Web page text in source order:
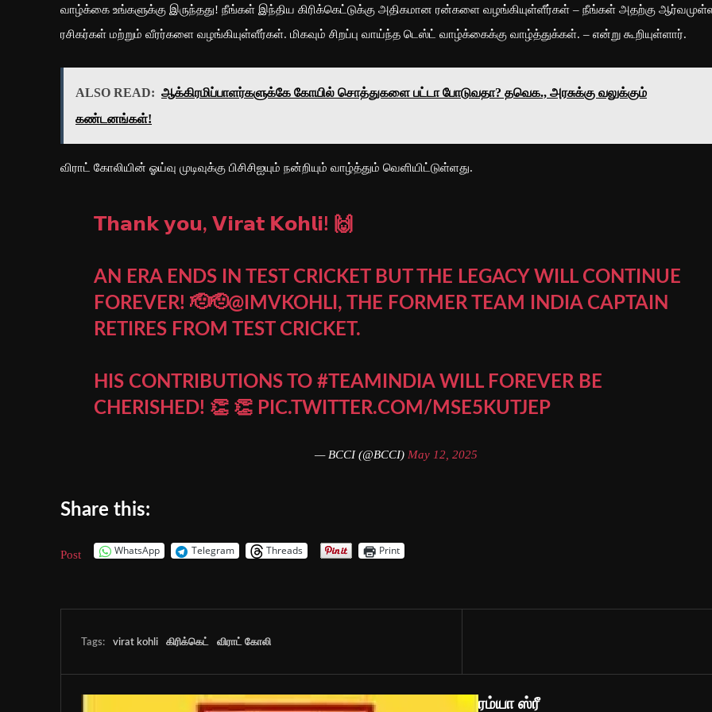
வாழ்க்கை உங்களுக்கு இருந்தது! நீங்கள் இந்திய கிரிக்கெட்டுக்கு அதிகமான ரன்களை வழங்கியுள்ளீர்கள் – நீங்கள் அதற்கு
ரசிகர்கள் மற்றும் வீரர்களை வழங்கியுள்ளீர்கள். மிகவும் சிறப்பு வாய்ந்த டெஸ்ட் வாழ்க்கைக்கு வாழ்த்துக்கள். – என்று கூறியுள்ளார்.
ALSO READ: ஆக்கிரமிப்பாளர்களுக்கே கோயில் சொத்துகளை பட்டா போடுவதா? தவெக., அரசுக்கு வலுக்கும்
கண்டனங்கள்!
விராட் கோலியின் ஓய்வு முடிவுக்கு பிசிசிஐயும் நன்றியும் வாழ்த்தும் வெளியிட்டுள்ளது.
𝗧𝗵𝗮𝗻𝗸 𝘆𝗼𝘂, 𝗩𝗶𝗿𝗮𝘁 𝗞𝗼𝗵𝗹𝗶! 🙌
AN ERA ENDS IN TEST CRICKET BUT THE LEGACY WILL CONTINUE
FOREVER! 🫡🫡@IMVKOHLI , THE FORMER TEAM INDIA CAPTAIN
RETIRES FROM TEST CRICKET.
HIS CONTRIBUTIONS TO#TEAMINDIAWILL FOREVER BE
CHERISHED! 👏 👏 PIC.TWITTER.COM/MSE5KUTJEP
— BCCI (@BCCI) May 12, 2025
Share this:
Post WhatsApp Telegram Threads Print
Tags: virat kohli கிரிக்கெட் விராட் கோலி
ரம்யா ஸ்ரீ